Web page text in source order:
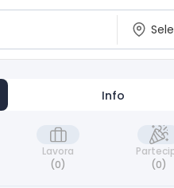
Info
Lavora
(0)
(0)